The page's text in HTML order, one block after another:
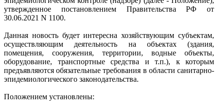
утвержденное постановлением Правительства РФ от
30.06.2021 N 1100.
Данная новость будет интересна хозяйствующим субъектам,
осуществляющим деятельность на объектах (здания,
помещения, сооружения, территории, водные объекты,
оборудование, транспортные средства и т.п.), к которым
предъявляются обязательные требования в области санитарно-
эпидемиологического законодательства.
Положением установлены: